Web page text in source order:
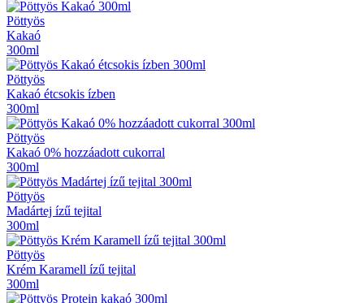
Pöttyös
Kakaó
300ml
Pöttyös
Kakaó étcsokis ízben
300ml
Pöttyös
Kakaó 0% hozzáadott cukorral
300ml
Pöttyös
Madártej ízű tejital
300ml
Pöttyös
Krém Karamell ízű tejital
300ml